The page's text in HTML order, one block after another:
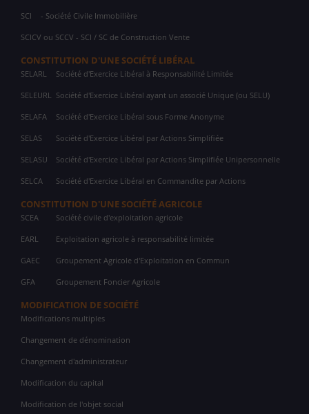
SCI - Société Civile Immobilière
SCICV ou SCCV - SCI / SC de Construction Vente
CONSTITUTION D'UNE SOCIÉTÉ LIBÉRAL
SELARL Société d'Exercice Libéral à Responsabilité Limitée
SELEURL Société d'Exercice Libéral ayant un associé Unique (ou SELU)
SELAFA Société d'Exercice Libéral sous Forme Anonyme
SELAS Société d'Exercice Libéral par Actions Simplifiée
SELASU Société d'Exercice Libéral par Actions Simplifiée Unipersonnelle
SELCA Société d'Exercice Libéral en Commandite par Actions
CONSTITUTION D'UNE SOCIÉTÉ AGRICOLE
SCEA Société civile d'exploitation agricole
EARL Exploitation agricole à responsabilité limitée
GAEC Groupement Agricole d'Exploitation en Commun
GFA Groupement Foncier Agricole
MODIFICATION DE SOCIÉTÉ
Modifications multiples
Changement de dénomination
Changement d'administrateur
Modification du capital
Modification de l'objet social